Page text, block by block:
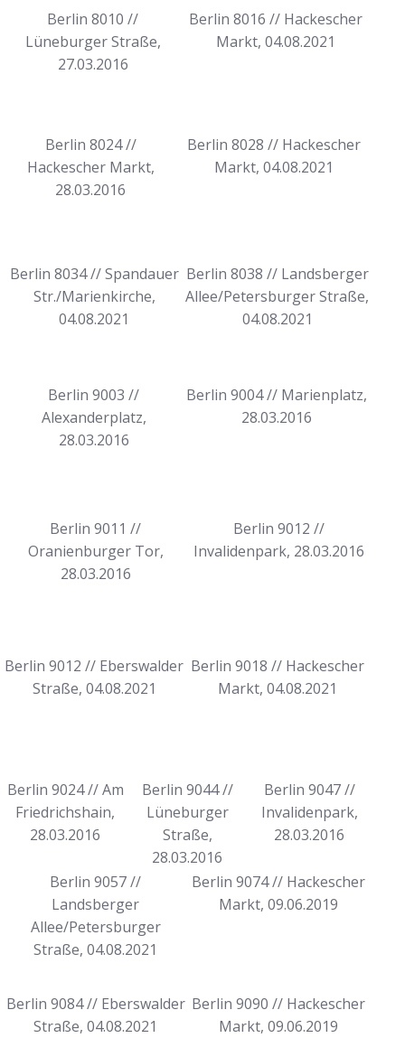
Berlin 8010 //
Lüneburger Straße,
27.03.2016
Berlin 8016 // Hackescher
Markt, 04.08.2021
Berlin 8024 //
Hackescher Markt,
28.03.2016
Berlin 8028 // Hackescher
Markt, 04.08.2021
Berlin 8034 // Spandauer
Str./Marienkirche,
04.08.2021
Berlin 8038 // Landsberger
Allee/Petersburger Straße,
04.08.2021
Berlin 9003 //
Alexanderplatz,
28.03.2016
Berlin 9004 // Marienplatz,
28.03.2016
Berlin 9011 //
Oranienburger Tor,
28.03.2016
Berlin 9012 //
Invalidenpark, 28.03.2016
Berlin 9012 // Eberswalder
Straße, 04.08.2021
Berlin 9018 // Hackescher
Markt, 04.08.2021
Berlin 9024 // Am
Friedrichshain,
28.03.2016
Berlin 9044 //
Lüneburger
Straße,
28.03.2016
Berlin 9047 //
Invalidenpark,
28.03.2016
Berlin 9057 //
Landsberger
Allee/Petersburger
Straße, 04.08.2021
Berlin 9074 // Hackescher
Markt, 09.06.2019
Berlin 9084 // Eberswalder
Straße, 04.08.2021
Berlin 9090 // Hackescher
Markt, 09.06.2019